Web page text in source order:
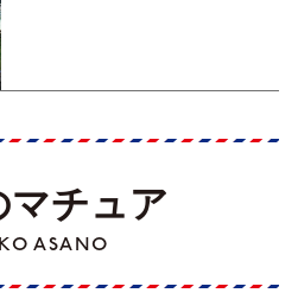
マチュア
ASANO